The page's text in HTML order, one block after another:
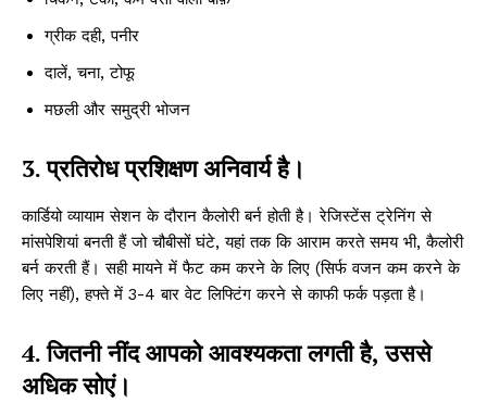
ग्रीक दही, पनीर
दालें, चना, टोफू
मछली और समुद्री भोजन
3. प्रतिरोध प्रशिक्षण अनिवार्य है।
कार्डियो व्यायाम सेशन के दौरान कैलोरी बर्न होती है। रेजिस्टेंस ट्रेनिंग से
मांसपेशियां बनती हैं जो चौबीसों घंटे, यहां तक ​​कि आराम करते समय भी, कैलोरी
बर्न करती हैं। सही मायने में फैट कम करने के लिए (सिर्फ वजन कम करने के
लिए नहीं), हफ्ते में 3-4 बार वेट लिफ्टिंग करने से काफी फर्क पड़ता है।
4. जितनी नींद आपको आवश्यकता लगती है, उससे
अधिक सोएं।